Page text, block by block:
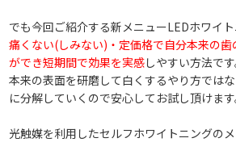
でも今回ご紹介する新メニューLEDホワイ
痛くない(しみない)・定価格で自分本来の歯
ができ短期間で効果を実感しやすい方法です
本来の表面を研磨して白くするやり方では
に分解していくので安心してお試し頂けます
光触媒を利用したセルフホワイトニングの